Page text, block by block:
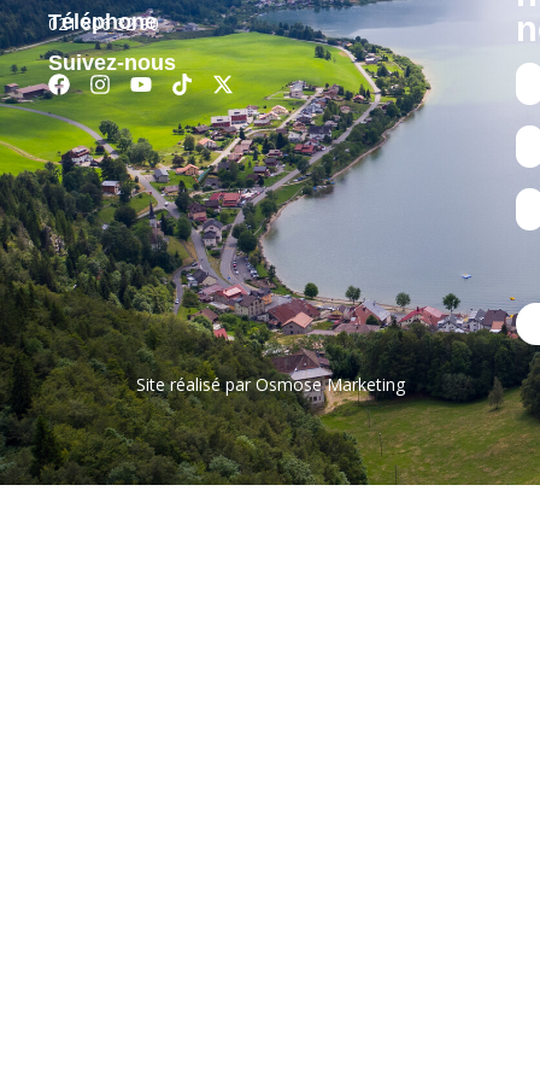
Téléphone
021 806 32 90
Suivez-nous
Site réalisé parOsmose Marketing